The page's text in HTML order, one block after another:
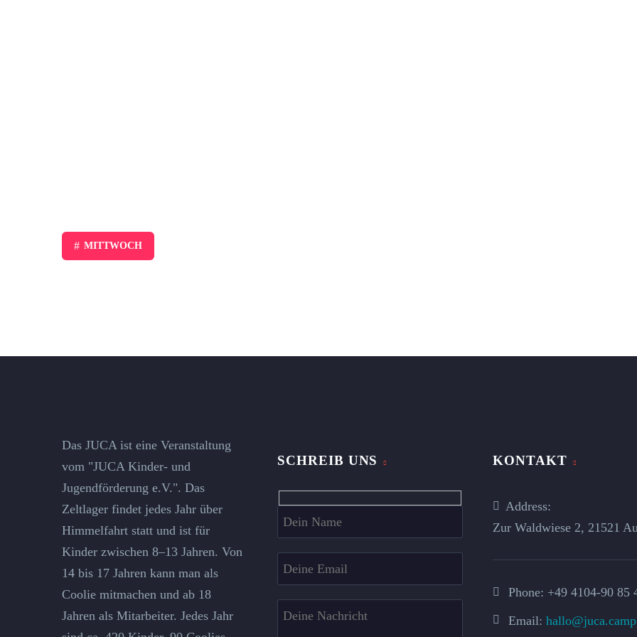
# MITTWOCH
Das JUCA ist eine Veranstaltung
vom "JUCA Kinder- und
Jugendförderung e.V.". Das
Zeltlager findet jedes Jahr über
Himmelfahrt statt und ist für
Kinder zwischen 8–13 Jahren. Von
14 bis 17 Jahren kann man als
Coolie mitmachen und ab 18
Jahren als Mitarbeiter. Jedes Jahr
SCHREIB UNS
Hidden
fields
KONTAKT
Address:
Zur Waldwiese 2, 21521
Phone: +49 4104-90 85
Email: hallo@juca.camp